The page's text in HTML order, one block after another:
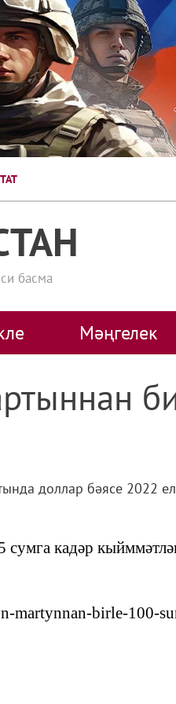
ТАТ
басма
Мәңгелек
доллар бәясе 2022
кадәр
martynnan-birle-100-